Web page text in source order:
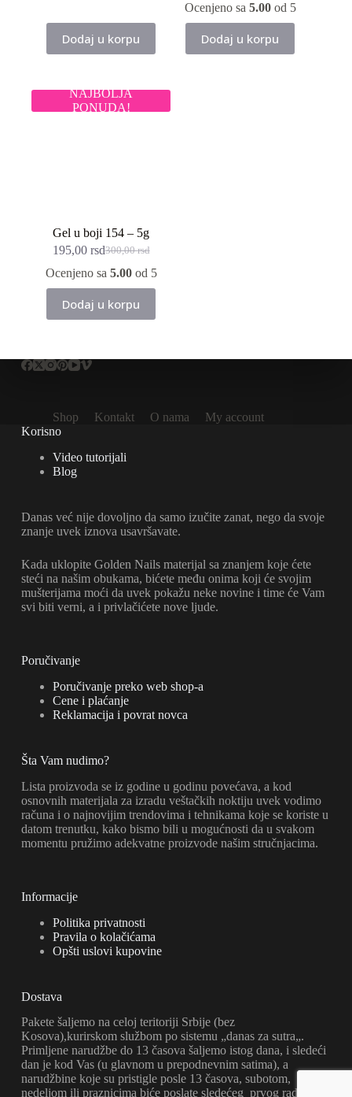
300,00 rsd.
Dodaj u korpu
Ocenjeno sa 5.00od 5
Dodaj u korpu
NAJBOLJA
PONUDA!
Gel u boji 154 – 5g
300,00rsd
Originalna
cena
bila:
300,00 rsd.
195,00 rsdTrenutna
cena
195,00 rsd.
Ocenjeno sa 5.00od 5
Dodaj u korpu
Shop Kontakt O nama
My account
Korisno
Video tutorijali
Blog
Danas već nije dovoljno da samo izučite zanat, nego da svoje
znanje uvek iznova usavršavate.
Kada uklopite Golden Nails materijal sa znanjem koje ćete
steći na našim obukama, bićete među onima koji će svojim
mušterijama moći da uvek pokažu neke novine i time će Vam
svi biti verni, a i privlačićete nove ljude.
Poručivanje
Poručivanje preko web shop-a
Cene i plaćanje
Reklamacija i povrat novca
Šta Vam nudimo?
Lista proizvoda se iz godine u godinu povećava, a kod
osnovnih materijala za izradu veštačkih noktiju uvek vodimo
računa i o najnovijim trendovima i tehnikama koje se koriste u
datom trenutku, kako bismo bili u mogućnosti da u svakom
momentu pružimo adekvatne proizvode našim stručnjacima.
Informacije
Politika privatnosti
Pravila o kolačićama
Opšti uslovi kupovine
Dostava
Pakete šaljemo na celoj teritoriji Srbije (bez
Kosova),kurirskom službom po sistemu „danas za sutra„.
Primljene narudžbe do 13 časova šaljemo istog dana, i sledeći
dan je kod Vas (u glavnom u prepodnevnim satima), a
narudžbine koje su pristigle posle 13 časova, subotom,
nedeljom ili praznicima biće poslate sledećeg prvog radnog